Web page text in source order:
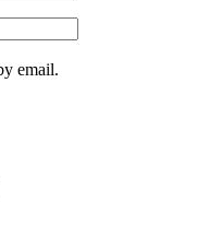
email.